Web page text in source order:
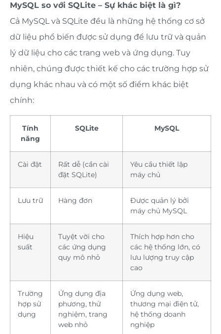
MySQL so với SQLite – Sự khác biệt là gì?
Cả MySQL và SQLite đều là những hệ thống cơ sở
dữ liệu phổ biến được sử dụng để lưu trữ và quản
lý dữ liệu cho các trang web và ứng dụng. Tuy
nhiên, chúng được thiết kế cho các trường hợp sử
dụng khác nhau và có một số điểm khác biệt
chính:
Tính
năng
SQLite MySQL
Cài đặt
Rất dễ (cần cài
đặt SQLite)
Yêu cầu thiết lập
máy chủ
Lưu trữ Hàng đơn
Được quản lý bởi
máy chủ MySQL
Hiệu
suất
Tuyệt vời cho
các ứng dụng
quy mô nhỏ
Thích hợp hơn cho
các hệ thống lớn, có
lưu lượng truy cập
cao
Trường
hợp sử
dụng
Ứng dụng địa
phương, thử
nghiệm, trang
web nhỏ
Ứng dụng web,
thương mại điện tử,
hệ thống doanh
nghiệp